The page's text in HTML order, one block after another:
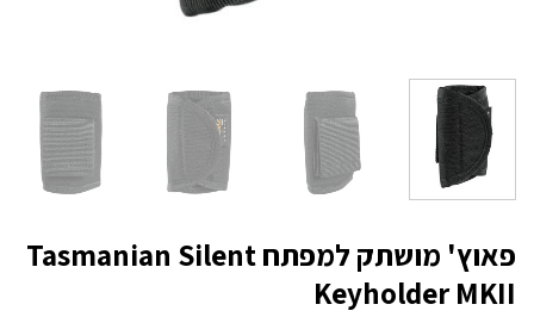
פאוץ' מושתק למפתח Tasmanian Silent
Keyholder MKII